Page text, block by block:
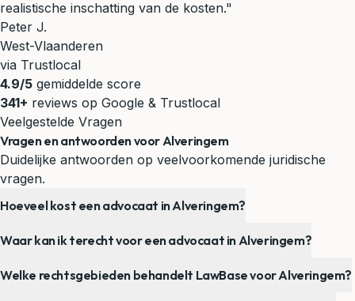
realistische inschatting van de kosten."
Peter J.
West-Vlaanderen
via Trustlocal
4.9/5 gemiddelde score
341+ reviews op Google & Trustlocal
Veelgestelde Vragen
Vragen en antwoorden voor Alveringem
Duidelijke antwoorden op veelvoorkomende juridische
vragen.
Hoeveel kost een advocaat in Alveringem?
Waar kan ik terecht voor een advocaat in Alveringem?
Welke rechtsgebieden behandelt LawBase voor Alveringem?